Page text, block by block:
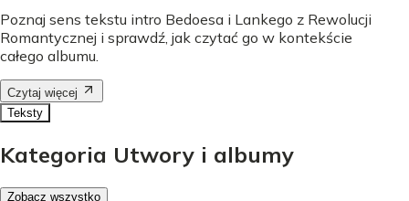
Poznaj sens tekstu intro Bedoesa i Lankego z Rewolucji
Romantycznej i sprawdź, jak czytać go w kontekście
całego albumu.
Czytaj więcej
Teksty
Kategoria Utwory i albumy
Zobacz wszystko